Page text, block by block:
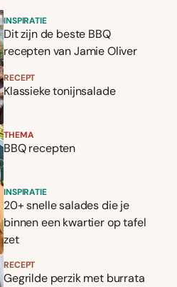
INSPIRATIE
Dit zijn de beste BBQ
recepten van Jamie Oliver
RECEPT
Klassieke tonijnsalade
THEMA
BBQ recepten
INSPIRATIE
20+ snelle salades die je
binnen een kwartier op tafel
zet
RECEPT
Gegrilde perzik met burrata